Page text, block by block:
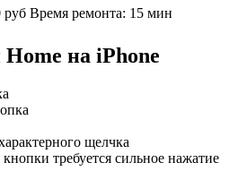
руб Время ремонта: 15 мин
на iPhone
щелчка
требуется сильное нажатие